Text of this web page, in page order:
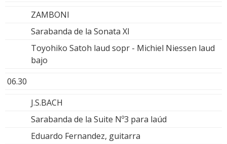
ZAMBONI
Sarabanda de la Sonata XI
Toyohiko Satoh laud sopr - Michiel Niessen laud
bajo
06.30
J.S.BACH
Sarabanda de la Suite Nº3 para laúd
Eduardo Fernandez, guitarra